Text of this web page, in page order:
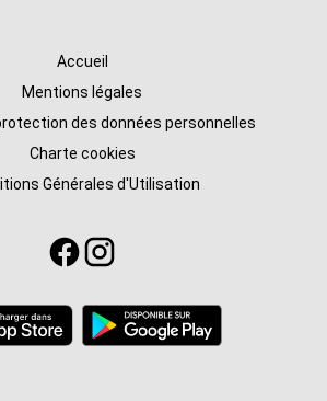
Accueil
Mentions légales
des données personnelles
Charte cookies
Générales d'Utilisation